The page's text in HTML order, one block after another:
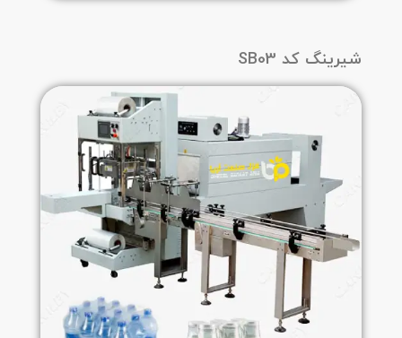
شیرینگ کد SB03